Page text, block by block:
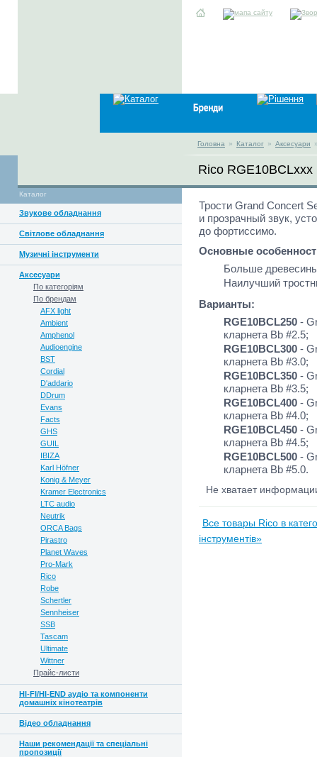
Головна » Каталог » Аксесуари
Rico RGE10BCLxxx
Каталог
Звукове обладнання
Світлове обладнання
Музичні інструменти
Аксесуари
По категоріям
По брендам
AFX light
Ambient
Amphenol
Audioengine
BST
Cordial
D'addario
DDrum
Evans
Facts
GHS
GUIL
IBIZA
Karl Höfner
Konig & Meyer
Kramer Electronics
LTC audio
Neutrik
ORCA Bags
Pirastro
Planet Waves
Pro-Mark
Rico
Robe
Schertler
Sennheiser
SSB
Tascam
Ultimate
Wittner
Прайс-листи
HI-FI/HI-END аудіо та компоненти
домашніх кінотеатрів
Відео обладнання
Наши рекомендації та спеціальні
пропозиції
Трости Grand Concert
и прозрачный звук,
до фортиссимо.
Основные
Больше
Наилучший
Варианты:
RGE10BCL250 -
кларнета Bb #2.5;
RGE10BCL300 -
кларнета Bb #3.0;
RGE10BCL350 -
кларнета Bb #3.5;
RGE10BCL400 -
кларнета Bb #4.0;
RGE10BCL450 -
кларнета Bb #4.5;
RGE10BCL500 -
кларнета Bb #5.0.
Не хватает
Все товары Rico в
інструментів»